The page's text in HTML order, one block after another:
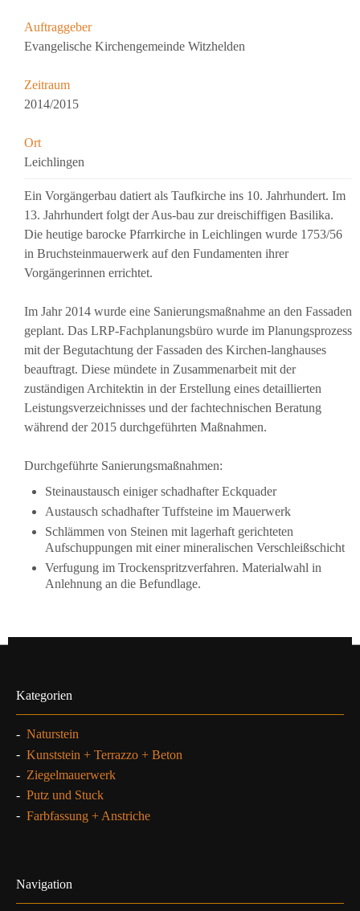
Auftraggeber
Evangelische Kirchengemeinde Witzhelden
Zeitraum
2014/2015
Ort
Leichlingen
Ein Vorgängerbau datiert als Taufkirche ins 10. Jahrhundert. Im
13. Jahrhundert folgt der Aus-bau zur dreischiffigen Basilika.
Die heutige barocke Pfarrkirche in Leichlingen wurde 1753/56
in Bruchsteinmauerwerk auf den Fundamenten ihrer
Vorgängerinnen errichtet.
Im Jahr 2014 wurde eine Sanierungsmaßnahme an den Fassaden
geplant. Das LRP-Fachplanungsbüro wurde im Planungsprozess
mit der Begutachtung der Fassaden des Kirchen-langhauses
beauftragt. Diese mündete in Zusammenarbeit mit der
zuständigen Architektin in der Erstellung eines detaillierten
Leistungsverzeichnisses und der fachtechnischen Beratung
während der 2015 durchgeführten Maßnahmen.
Durchgeführte Sanierungsmaßnahmen:
Steinaustausch einiger schadhafter Eckquader
Austausch schadhafter Tuffsteine im Mauerwerk
Schlämmen von Steinen mit lagerhaft gerichteten
Aufschuppungen mit einer mineralischen Verschleißschicht
Verfugung im Trockenspritzverfahren. Materialwahl in
Anlehnung an die Befundlage.
Kategorien
- Naturstein
- Kunststein + Terrazzo + Beton
- Ziegelmauerwerk
- Putz und Stuck
- Farbfassung + Anstriche
Navigation